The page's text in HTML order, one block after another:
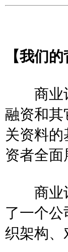
【我们
商业计
融资和其
关资料
资者全
商业计
了一个
织架构、